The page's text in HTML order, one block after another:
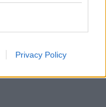
Privacy Policy
1º lugar no
Valência